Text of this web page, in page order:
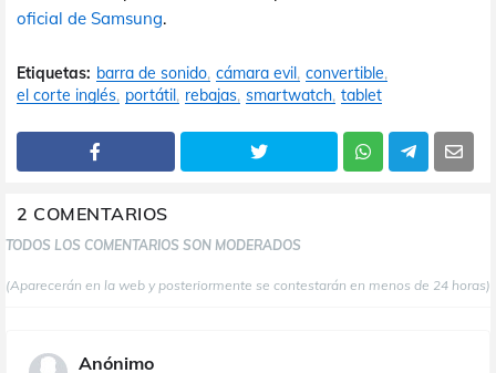
oficial de Samsung.
Etiquetas: barra de sonido cámara evil convertible
el corte inglés portátil rebajas smartwatch tablet
2 COMENTARIOS
TODOS LOS COMENTARIOS SON MODERADOS
(Aparecerán en la web y posteriormente se contestarán en menos de 24 horas)
Anónimo